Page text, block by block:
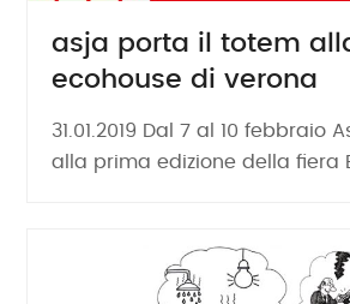
asja porta il totem
ecohouse di verona
31.01.2019 Dal 7 al 10 febbraio
alla prima edizione della fiera